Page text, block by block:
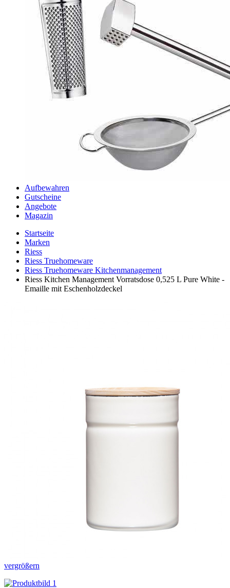
Aufbewahren
Gutscheine
Angebote
Magazin
Startseite
Marken
Riess
Riess Truehomeware
Riess Truehomeware Kitchenmanagement
Riess Kitchen Management Vorratsdose 0,525 L Pure White -
Emaille mit Eschenholzdeckel
vergrößern